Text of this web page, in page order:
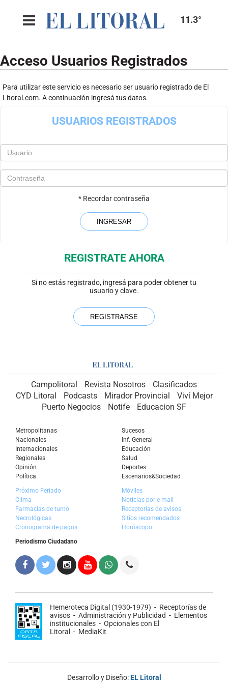
11.3°
Acceso Usuarios Registrados
Para utilizar este servicio es necesario ser usuario registrado de El
Litoral.com. A continuación ingresá tus datos.
USUARIOS REGISTRADOS
* Recordar contraseña
REGISTRATE AHORA
Si no estás registrado, ingresá para poder obtener tu
usuario y clave.
Campolitoral Revista Nosotros
Clasificados
CYD Litoral
Podcasts Mirador Provincial
Viví Mejor
Puerto Negocios
Notife Educacion SF
Metropolitanas
Nacionales
Internacionales
Regionales
Opinión
Política
Sucesos
Inf. General
Educación
Salud
Deportes
Escenarios&Sociedad
Próximo Feriado
Clima
Farmacias de turno
Necrológicas
Cronograma de pagos
Móviles
Noticias por e-mail
Receptorias de avisos
Sitios recomendados
Horóscopo
Periodismo Ciudadano
Hemeroteca Digital (1930-1979) - Receptorías de
avisos - Administración y Publicidad - Elementos
institucionales - Opcionales con El
Litoral
- MediaKit
Desarrollo y Diseño:EL Litoral